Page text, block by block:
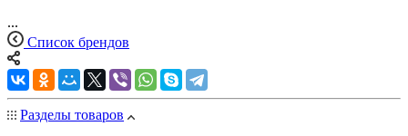
...
Список брендов
Разделы товаров